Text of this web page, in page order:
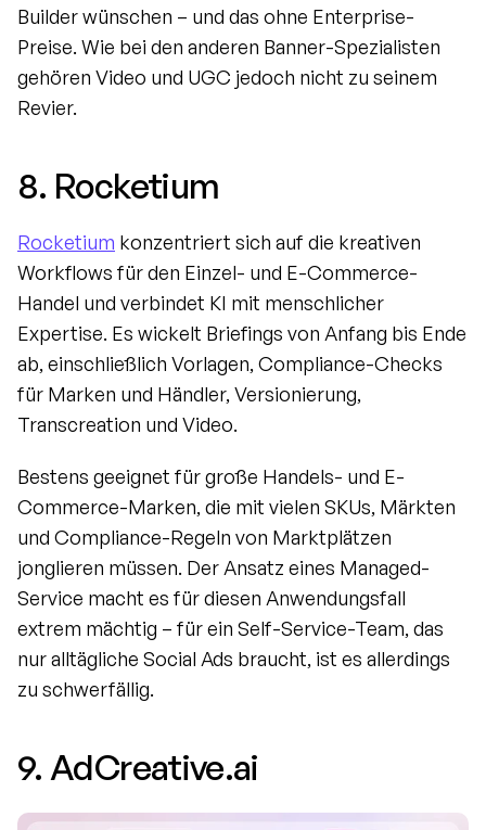
Builder wünschen – und das ohne Enterprise-
Preise. Wie bei den anderen Banner-Spezialisten
gehören Video und UGC jedoch nicht zu seinem
Revier.
8. Rocketium
Rocketium konzentriert sich auf die kreativen
Workflows für den Einzel- und E-Commerce-
Handel und verbindet KI mit menschlicher
Expertise. Es wickelt Briefings von Anfang bis Ende
ab, einschließlich Vorlagen, Compliance-Checks
für Marken und Händler, Versionierung,
Transcreation und Video.
Bestens geeignet für große Handels- und E-
Commerce-Marken, die mit vielen SKUs, Märkten
und Compliance-Regeln von Marktplätzen
jonglieren müssen. Der Ansatz eines Managed-
Service macht es für diesen Anwendungsfall
extrem mächtig – für ein Self-Service-Team, das
nur alltägliche Social Ads braucht, ist es allerdings
zu schwerfällig.
9. AdCreative.ai